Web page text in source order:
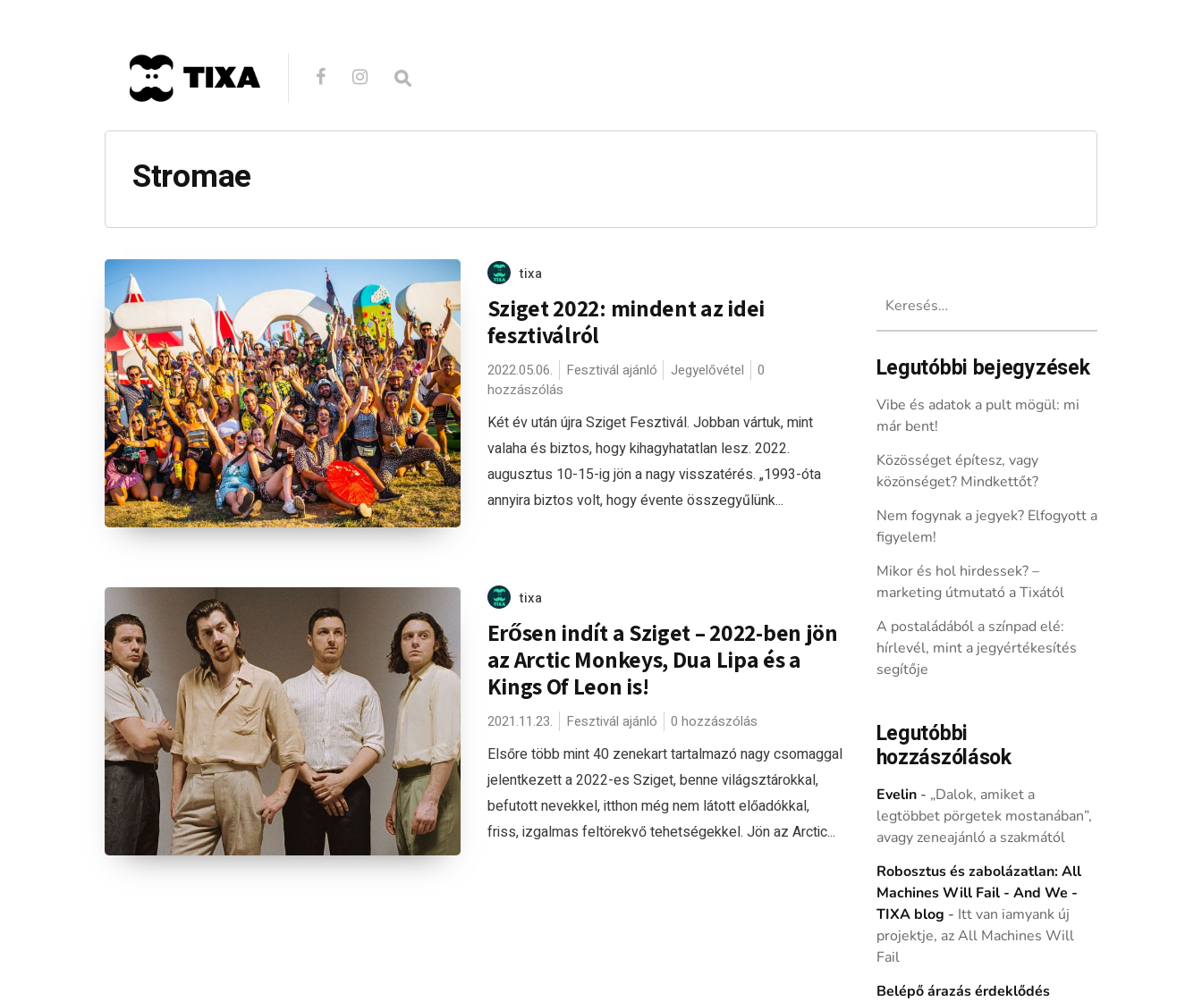
Stromae
tixa
Sziget 2022: mindent az idei
fesztiválról
2022.05.06. Fesztivál ajánló Jegyelővétel
0
hozzászólás
Két év után újra Sziget Fesztivál. Jobban vártuk, mint
valaha és biztos, hogy kihagyhatatlan lesz. 2022.
augusztus 10-15-ig jön a nagy visszatérés. „1993-óta
annyira biztos volt, hogy évente összegyűlünk...
tixa
Erősen indít a Sziget – 2022-ben jön
az Arctic Monkeys, Dua Lipa és a
Kings Of Leon is!
2021.11.23. Fesztivál ajánló 0 hozzászólás
Elsőre több mint 40 zenekart tartalmazó nagy csomaggal
jelentkezett a 2022-es Sziget, benne világsztárokkal,
befutott nevekkel, itthon még nem látott előadókkal,
friss, izgalmas feltörekvő tehetségekkel. Jön az Arctic...
Legutóbbi bejegyzések
Vibe és adatok a pult mögül: mi
már bent!
Közösséget építesz, vagy
közönséget? Mindkettőt?
Nem fogynak a jegyek? Elfogyott a
figyelem!
Mikor és hol hirdessek? –
marketing útmutató a Tixától
A postaládából a színpad elé:
hírlevél, mint a jegyértékesítés
segítője
Legutóbbi
hozzászólások
Evelin- „Dalok, amiket a
legtöbbet pörgetek mostanában”,
avagy zeneajánló a szakmától
Robosztus és zabolázatlan: All
Machines Will Fail - And We -
TIXA blog - Itt van iamyank új
projektje, az All Machines Will
Fail
Belépő árazás érdeklődés